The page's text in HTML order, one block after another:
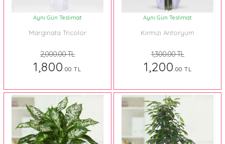
Aynı Gün Teslimat
Marginata Tricolor
2,000.00 TL
1,800.00 TL
Aynı Gün Teslimat
Kırmızı Antoryum
1,300.00 TL
1,200.00 TL